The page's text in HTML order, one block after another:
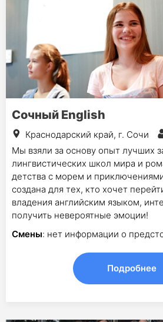
Сочный English
Краснодарский край, г. Сочи
Мы взяли за основу опыт лучших
лингвистических школ мира и
детства с морем и
создана для тех, кто хочет
владения английским языком,
получить невероятные эмоции!
Смены: нет информации о
Подробнее